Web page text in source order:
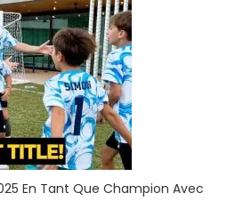
En Tant Que Champion Avec